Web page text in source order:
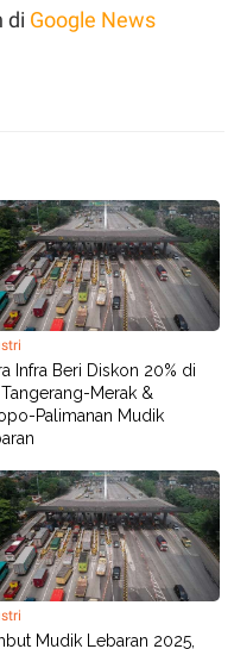
di Google News
Infra Beri Diskon 20% di
Merak &
Palimanan Mudik
Mudik Lebaran 2025,